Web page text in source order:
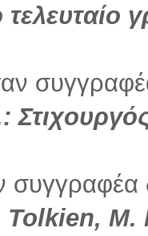
συγγραφέα
M.